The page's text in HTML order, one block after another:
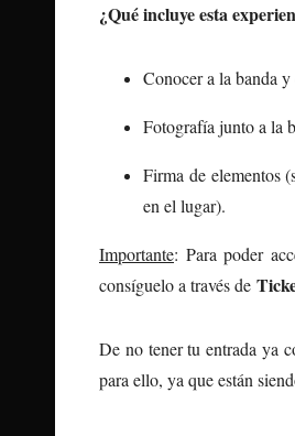
¿Qué incluye esta
Conocer a la banda
Fotografía junto a la
Firma de elementos
en el lugar).
Importante: Para poder
consíguelo a través de
De no tener tu entrada ya
para ello, ya que están